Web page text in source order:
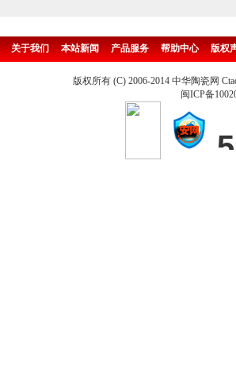
关于我们 本站新闻 产品服务 帮助中心 版权
版权所有 (C) 2006-2014 中华陶瓷网
闽ICP备